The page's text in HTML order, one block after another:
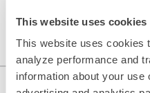
This website uses cookies
This website uses cookies
analyze performance and
information about your use
DU NORD, ANTARCTIQUE.